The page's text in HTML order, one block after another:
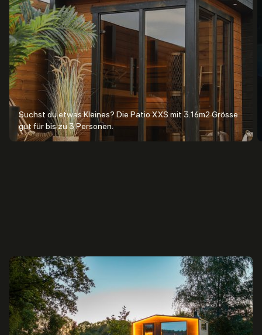
Suchst du etwas Kleines? Die Patio XXS mit 3.16m2 Grösse
gut für bis zu 3 Personen.